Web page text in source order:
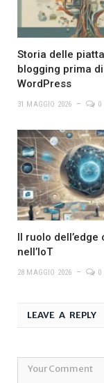
Storia delle
blogging prima di
WordPress
31 MAGGIO 2026 0
Il ruolo dell’edge
nell’IoT
28 MAGGIO 2026 0
LEAVE A REPLY